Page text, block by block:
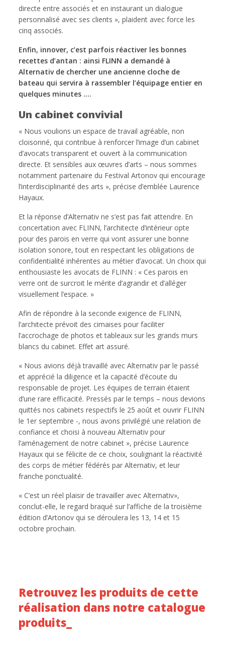
directe entre associés et en instaurant un dialogue
personnalisé avec ses clients », plaident avec force les
cinq associés.
Enfin, innover, c’est parfois réactiver les bonnes
recettes d’antan : ainsi FLINN a demandé à
Alternativ de chercher une ancienne cloche de
bateau qui servira à rassembler l’équipage entier en
quelques minutes ….
Un cabinet convivial
« Nous voulions un espace de travail agréable, non
cloisonné, qui contribue à renforcer l’image d’un cabinet
d’avocats transparent et ouvert à la communication
directe. Et sensibles aux œuvres d’arts – nous sommes
notamment partenaire du Festival Artonov qui encourage
l’interdisciplinarité des arts », précise d’emblée Laurence
Hayaux.
Et la réponse d’Alternativ ne s’est pas fait attendre. En
concertation avec FLINN, l’architecte d’intérieur opte
pour des parois en verre qui vont assurer une bonne
isolation sonore, tout en respectant les obligations de
confidentialité inhérentes au métier d’avocat. Un choix qui
enthousiaste les avocats de FLINN : « Ces parois en
verre ont de surcroit le mérite d’agrandir et d’alléger
visuellement l’espace. »
Afin de répondre à la seconde exigence de FLINN,
l’architecte prévoit des cimaises pour faciliter
l’accrochage de photos et tableaux sur les grands murs
blancs du cabinet. Effet art assuré.
« Nous avions déjà travaillé avec Alternativ par le passé
et apprécié la diligence et la capacité d’écoute du
responsable de projet. Les équipes de terrain étaient
d’une rare efficacité. Pressés par le temps – nous devions
quittés nos cabinets respectifs le 25 août et ouvrir FLINN
le 1er septembre -, nous avons privilégié une relation de
confiance et choisi à nouveau Alternativ pour
l’aménagement de notre cabinet », précise Laurence
Hayaux qui se félicite de ce choix, soulignant la réactivité
des corps de métier fédérés par Alternativ, et leur
franche ponctualité.
« C’est un réel plaisir de travailler avec Alternativ»,
conclut-elle, le regard braqué sur l’affiche de la troisième
édition d’Artonov qui se déroulera les 13, 14 et 15
octobre prochain.
Retrouvez les produits de cette
réalisation dans notre catalogue
produits_